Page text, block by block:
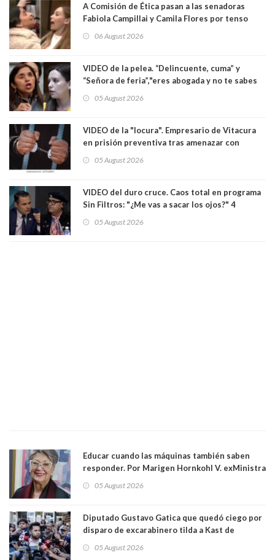
A Comisión de Ética pasan a las senadoras
Fabiola Campillai y Camila Flores por tenso
06 August 2026
VIDEO de la pelea. “Delincuente, cuma” y
“Señora de feria”,"eres abogada y no te sabes
senadoras Camila Flores y Fabiola Campillai en
05 August 2026
VIDEO de la "locura". Empresario de Vitacura
en prisión preventiva tras amenazar con
Los persiguió en potente camioneta
05 August 2026
VIDEO del duro cruce. Caos total en programa
Sin Filtros: "¿Me vas a sacar los ojos?" 4
excarabinero que dejó ciego a Gustavo Gatica:
05 August 2026
Educar cuando las máquinas también saben
responder. Por Marigen Hornkohl V. exMinistra
05 August 2026
Diputado Gustavo Gatica que quedó ciego por
disparo de excarabinero tilda a Kast de
absolución del exuniformado. Presidente DC
05 August 2026